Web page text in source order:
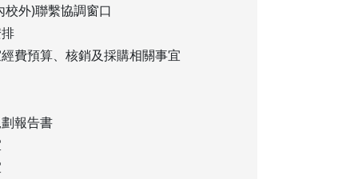
外)聯繫協調窗口
費預算、核銷及採購相關事宜
報告書